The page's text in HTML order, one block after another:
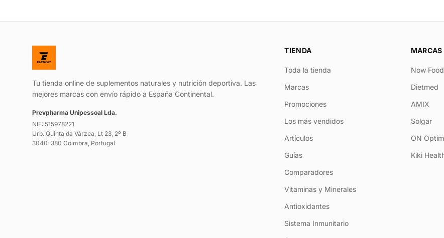
Tu tienda online de suplementos naturales y nutrición deportiva. Las
mejores marcas con envío rápido a España Continental.
Prevpharma Unipessoal Lda.
NIF: 515978221
Urb. Quinta da Várzea, Lt 23, 2º B
3040-380 Coimbra, Portugal
TIENDA
Toda la tienda
Marcas
Promociones
Los más vendidos
Artículos
Guías
Comparadores
Vitaminas y Minerales
Antioxidantes
Sistema Inmunitario
MARCAS
Now
Dietmed
AMIX
Solgar
ON
Kiki